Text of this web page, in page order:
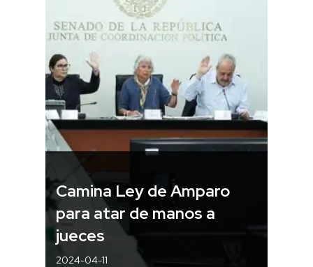
Camina Ley de Amparo
para atar de manos a
jueces
2024-04-11